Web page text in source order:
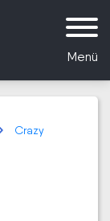
Menü
Crazy